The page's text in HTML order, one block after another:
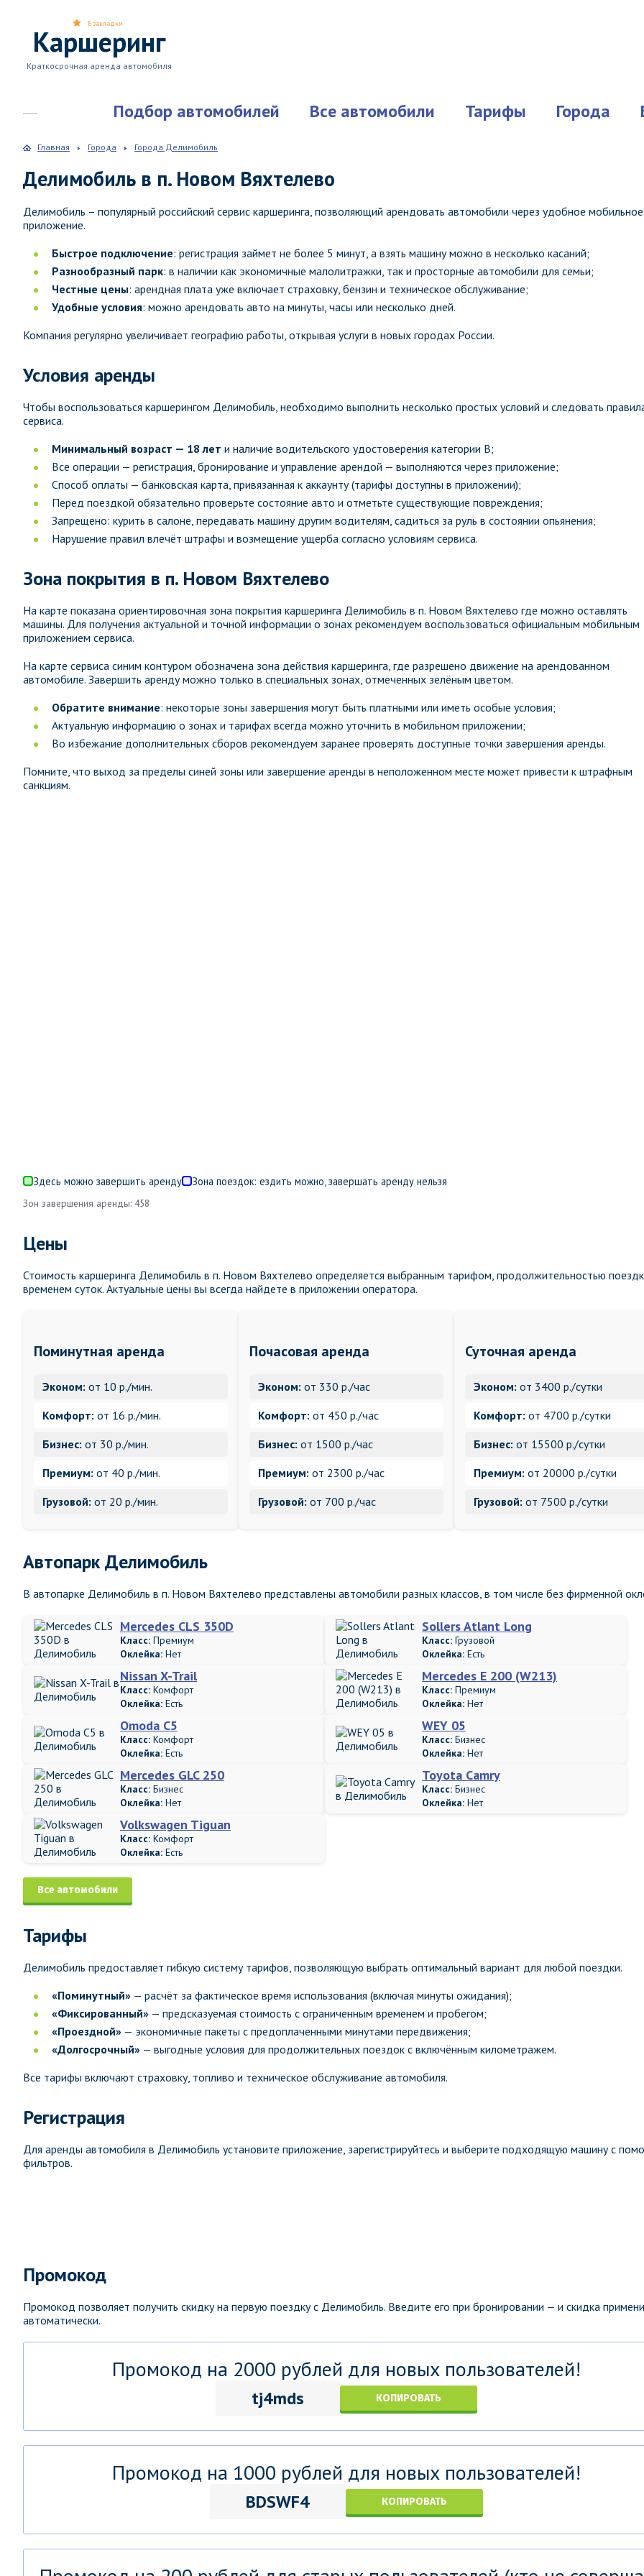
Каршеринг
Краткосрочная аренда автомобиля
Подбор автомобилей Все автомобили Тарифы Города
В закладки
Главная Города Города Делимобиль
Делимобиль в п. Новом Вяхтелево
Делимобиль – популярный российский сервис каршеринга, позволяющий арендовать автомобили через удобное мобильное
приложение.
Быстрое подключение: регистрация займет не более 5 минут, а взять машину можно в несколько касаний;
Разнообразный парк: в наличии как экономичные малолитражки, так и просторные автомобили для семьи;
Честные цены: арендная плата уже включает страховку, бензин и техническое обслуживание;
Удобные условия: можно арендовать авто на минуты, часы или несколько дней.
Компания регулярно увеличивает географию работы, открывая услуги в новых городах России.
Условия аренды
Чтобы воспользоваться каршерингом Делимобиль, необходимо выполнить несколько простых условий и следовать
сервиса.
Минимальный возраст — 18 лет и наличие водительского удостоверения категории B;
Все операции — регистрация, бронирование и управление арендой — выполняются через приложение;
Способ оплаты — банковская карта, привязанная к аккаунту (тарифы доступны в приложении);
Перед поездкой обязательно проверьте состояние авто и отметьте существующие повреждения;
Запрещено: курить в салоне, передавать машину другим водителям, садиться за руль в состоянии опьянения;
Нарушение правил влечёт штрафы и возмещение ущерба согласно условиям сервиса.
Зона покрытия в п. Новом Вяхтелево
На карте показана ориентировочная зона покрытия каршеринга Делимобиль в п. Новом Вяхтелево где можно оставлять
машины. Для получения актуальной и точной информации о зонах рекомендуем воспользоваться официальным мобильным
приложением сервиса.
На карте сервиса синим контуром обозначена зона действия каршеринга, где разрешено движение на арендованном
автомобиле. Завершить аренду можно только в специальных зонах, отмеченных зелёным цветом.
Обратите внимание: некоторые зоны завершения могут быть платными или иметь особые условия;
Актуальную информацию о зонах и тарифах всегда можно уточнить в мобильном приложении;
Во избежание дополнительных сборов рекомендуем заранее проверять доступные точки завершения аренды.
Помните, что выход за пределы синей зоны или завершение аренды в неположенном месте может привести к штрафным
санкциям.
Здесь можно завершить аренду Зона поездок: ездить можно, завершать аренду нельзя
Зон завершения аренды: 458
Цены
Стоимость каршеринга Делимобиль в п. Новом Вяхтелево определяется выбранным тарифом, продолжительностью
временем суток. Актуальные цены вы всегда найдете в приложении оператора.
Поминутная аренда
Эконом: от 10 р./мин.
Комфорт: от 16 р./мин.
Бизнес: от 30 р./мин.
Премиум: от 40 р./мин.
Грузовой: от 20 р./мин.
Почасовая аренда
Эконом: от 330 р./час
Комфорт: от 450 р./час
Бизнес: от 1500 р./час
Премиум: от 2300 р./час
Грузовой: от 700 р./час
Суточная аренда
Эконом: от 3400 р./сутки
Комфорт: от 4700 р./сутки
Бизнес: от 15500 р./сутки
Премиум: от 20000 р./сутки
Грузовой: от 7500 р./сутки
Автопарк Делимобиль
В автопарке Делимобиль в п. Новом Вяхтелево представлены автомобили разных классов, в том числе без фирменной
Mercedes CLS 350D
Класс: Премиум
Оклейка: Нет
Sollers Atlant Long
Класс: Грузовой
Оклейка: Есть
Nissan X-Trail
Класс: Комфорт
Оклейка: Есть
Mercedes E 200 (W213)
Класс: Премиум
Оклейка: Нет
Omoda C5
Класс: Комфорт
Оклейка: Есть
WEY 05
Класс: Бизнес
Оклейка: Нет
Mercedes GLC 250
Класс: Бизнес
Оклейка: Нет
Toyota Camry
Класс: Бизнес
Оклейка: Нет
Volkswagen Tiguan
Класс: Комфорт
Оклейка: Есть
Все автомобили
Тарифы
Делимобиль предоставляет гибкую систему тарифов, позволяющую выбрать оптимальный вариант для любой поездки.
«Поминутный» — расчёт за фактическое время использования (включая минуты ожидания);
«Фиксированный» — предсказуемая стоимость с ограниченным временем и пробегом;
«Проездной» — экономичные пакеты с предоплаченными минутами передвижения;
«Долгосрочный» — выгодные условия для продолжительных поездок с включённым километражем.
Все тарифы включают страховку, топливо и техническое обслуживание автомобиля.
Регистрация
Для аренды автомобиля в Делимобиль установите приложение, зарегистрируйтесь и выберите подходящую машину с
фильтров.
Промокод
Промокод позволяет получить скидку на первую поездку с Делимобиль. Введите его при бронировании — и скидка
автоматически.
Промокод на 2000 рублей для новых пользователей!
tj4mds КОПИРОВАТЬ
Промокод на 1000 рублей для новых пользователей!
BDSWF4 КОПИРОВАТЬ